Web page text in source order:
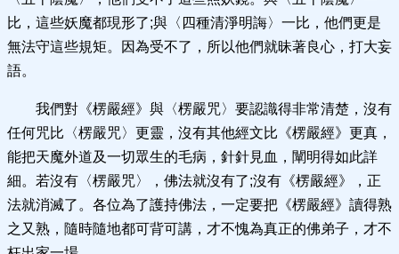
比，這些妖魔都現形了;與〈四種清淨明誨〉一比，他們更是
無法守這些規矩。因為受不了，所以他們就昧著良心，打大妄
語。
我們對《楞嚴經》與〈楞嚴咒〉要認識得非常清楚，沒有
任何咒比〈楞嚴咒〉更靈，沒有其他經文比《楞嚴經》更真，
能把天魔外道及一切眾生的毛病，針針見血，闡明得如此詳
細。若沒有〈楞嚴咒〉，佛法就沒有了;沒有《楞嚴經》，正
法就消滅了。各位為了護持佛法，一定要把《楞嚴經》讀得熟
之又熟，隨時隨地都可背可講，才不愧為真正的佛弟子，才不